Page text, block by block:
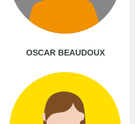
OSCAR BEAUDOUX